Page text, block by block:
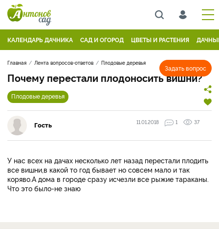
КАЛЕНДАРЬ ДАЧНИКА САД И ОГОРОД ЦВЕТЫ И РАСТЕНИЯ
Задать вопрос
Главная Лента вопросов-ответов Плодовые деревья
Почему перестали плодоносить вишни?
Плодовые деревья
Гость 11.01.2018 1 37
У нас всех на дачах несколько лет назад перестали плодить
все вишни,в какой то год бывает но совсем мало и так
коряво.А дома в городе сразу исчезли все рыжие тараканы.
Что это было-не знаю